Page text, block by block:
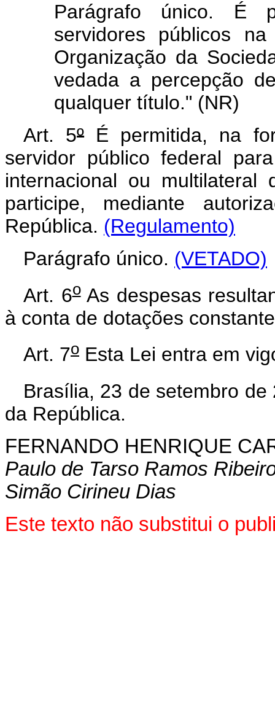
Parágrafo único. É
servidores públicos
Organização da
vedada a percepção
qualquer título." (NR)
Art. 5º É permitida, na
servidor público federal
internacional ou
participe, mediante
República. (Regulamento)
Parágrafo único. (VETADO)
Art. 6oAs despesas
à conta de dotações
Art. 7o Esta Lei entra em
Brasília, 23 de setembro de
da República.
FERNANDO HENRIQUE
Paulo de Tarso Ramos
Simão Cirineu Dias
Este texto não substitui o